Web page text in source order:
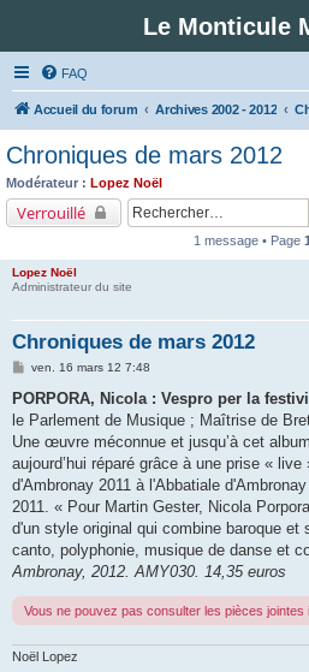
Le Monticule
FAQ
Accueil du forum Archives 2002 - 2012
Chroniques de mars 2012
Modérateur : Lopez Noël
Verrouillé
1 message • Page 1
Lopez Noël
Administrateur du site
Chroniques de mars 2012
M
s
a
g
ven. 16 mars 12 7:48
PORPORA, Nicola : Vespro per la
le Parlement de Musique ; Maîtrise de
Une œuvre méconnue et jusqu’à cet
aujourd’hui réparé grâce à une prise «
d'Ambronay 2011 à l'Abbatiale
2011. « Pour Martin Gester, Nicola
d'un style original qui combine baroque
canto, polyphonie, musique de danse et
Ambronay, 2012. AMY030. 14,35 euros
Vous ne pouvez pas consulter les pièces jointes
Noël Lopez